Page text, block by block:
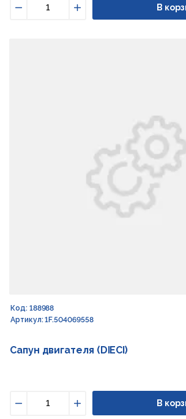
Увеличить
В
Код: 188988
Артикул: 1F.504069558
Сапун двигателя (DIECI)
Увеличить
В